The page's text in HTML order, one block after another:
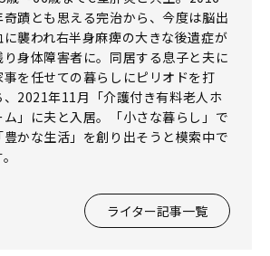
奇蹟とも思える完治から、今度は脳出
に襲われ右半身麻痺の大きな後遺症が
り身体障害者に。同居する息子と夫に
事を任せての暮らしにピリオドを打
、2021年11月「介護付き有料老人ホ
ム」に夫と入居。「小さな暮らし」で
「豊かな生活」を創り出そうと模索中で
ライター記事一覧